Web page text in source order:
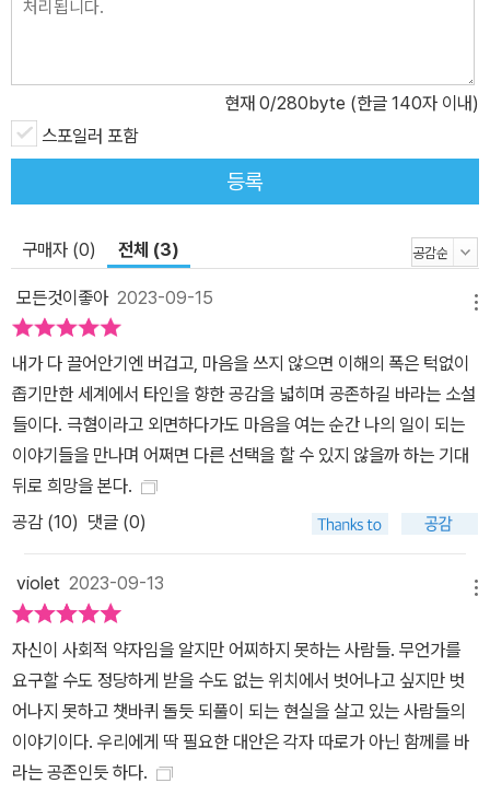
외국 학생들에게 한국어 공부는 뒷전이다. 비싼 등록금을 내고 어학
지만 그렇다고 정부 입장에서는 무조건 법을 적용하기도 난감한 상황
이다. 이들이 하는 노동이 주로 한국 사람들이 기피하는 일들이기 때
문이다. 만약 법에 나와 있는 그대로 이들을 모두 단속해 강제로 출국
시킨다면 417,852명만큼의 일을 누군가가 메워야 할 텐데, 과연 가
은 정작 우리 경제에 상당 부분을 책임지는 필수 인력이다. 그럼에도
불구하고 우리 사회는 아직도 충분한 보상과 대우를 하지 못하고 있
다. 「빙하는 우유 맛」(서고운)의 ‘민지’는 의사소통에 어려움이 있다.
보통 10개월 정도가 되면 ‘엄마, 아빠’와 같은 첫 낱말을 말하기 시작
하는데, 태어난 지 42개월이 되었는데 아직 말을 제대로 하지 않으니
언어 발달이 상당히 더딘 편이다. 상황이 이렇다 보니 “병원이나 상담
소 같은” 데 가 봐야 하지 않을지 이모인 ‘해주’가 걱정하는 것이 당연
가려 다른 사람도 아닌 엄마에게 “정상이 아닌” 사람으로 이야기되었
고 몇 번이고 가르친다. 말하기기 힘들면 이마라도 포개라고. 나중에
‘민지’가 “해주의 이마에 자기 이마를 포개고 숨을 골랐”을 때, 두 사
람은 말없이도 이어진다. 「밤은 내가 가질게」(안보윤)의 어린 ‘주승
이’가 겪는 일련의 사건들은 2020년 10월, 태어난 지 16개월밖에 되
지 않은 ‘정인이’가 부모의 학대로 숨진 사건을 떠올리게 한다. ‘주승
이’는 엄마와 할아버지에게 학대를 당해 손만 닿아도 “콩벌레처럼 몸
을 오그”린다. 다른 “아이들과 어울리지도, 말을 하지도 않”는다. 결
현재 0/280byte (한글 140자 이내)
스포일러 포함
등록
구매자 (0) 전체 (3)
모든것이좋아2023-09-15
내가 다 끌어안기엔 버겁고, 마음을 쓰지 않으면 이해의 폭은 턱없이
좁기만한 세계에서 타인을 향한 공감을 넓히며 공존하길 바라는 소설
들이다. 극혐이라고 외면하다가도 마음을 여는 순간 나의 일이 되는
이야기들을 만나며 어쩌면 다른 선택을 할 수 있지 않을까 하는 기대
뒤로 희망을 본다.
공감 (10) 댓글 (0)
violet 2023-09-13
자신이 사회적 약자임을 알지만 어찌하지 못하는 사람들. 무언가를
요구할 수도 정당하게 받을 수도 없는 위치에서 벗어나고 싶지만 벗
어나지 못하고 챗바퀴 돌듯 되풀이 되는 현실을 살고 있는 사람들의
이야기이다. 우리에게 딱 필요한 대안은 각자 따로가 아닌 함께를 바
라는 공존인듯 하다.